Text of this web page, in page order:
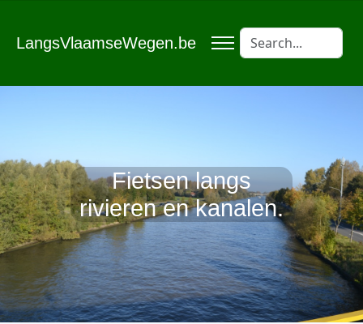
LangsVlaamseWegen.be
Fietsen langs
rivieren en kanalen.